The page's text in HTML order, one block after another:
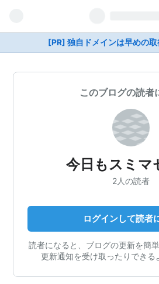
[PR] 独自ドメインは早めの取
このブログの読者
今日もスミマ
2人の読者
ログインして読者
読者になると、ブログの更新を簡
更新通知を受け取ったりできる